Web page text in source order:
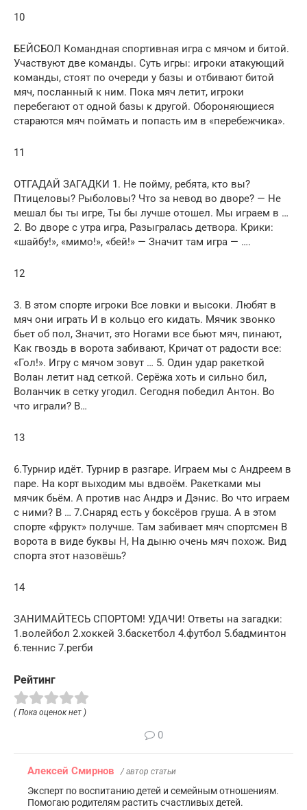
10
БЕЙСБОЛ Командная спортивная игра с мячом и битой.
Участвуют две команды. Суть игры: игроки атакующий
команды, стоят по очереди у базы и отбивают битой
мяч, посланный к ним. Пока мяч летит, игроки
перебегают от одной базы к другой. Обороняющиеся
стараются мяч поймать и попасть им в «перебежчика».
11
ОТГАДАЙ ЗАГАДКИ 1. Не пойму, ребята, кто вы?
Птицеловы? Рыболовы? Что за невод во дворе? — Не
мешал бы ты игре, Ты бы лучше отошел. Мы играем в …
2. Во дворе с утра игра, Разыгралась детвора. Крики:
«шайбу!», «мимо!», «бей!» — Значит там игра — ….
12
3. В этом спорте игроки Все ловки и высоки. Любят в
мяч они играть И в кольцо его кидать. Мячик звонко
бьет об пол, Значит, это Ногами все бьют мяч, пинают,
Как гвоздь в ворота забивают, Кричат от радости все:
«Гол!». Игру с мячом зовут … 5. Один удар ракеткой
Волан летит над сеткой. Серёжа хоть и сильно бил,
Воланчик в сетку угодил. Сегодня победил Антон. Во
что играли? В…
13
6.Турнир идёт. Турнир в разгаре. Играем мы с Андреем в
паре. На корт выходим мы вдвоём. Ракетками мы
мячик бьём. А против нас Андрэ и Дэнис. Во что играем
с ними? В … 7.Снаряд есть у боксёров груша. А в этом
спорте «фрукт» получше. Там забивает мяч спортсмен В
ворота в виде буквы Н, На дыню очень мяч похож. Вид
спорта этот назовёшь?
14
ЗАНИМАЙТЕСЬ СПОРТОМ! УДАЧИ! Ответы на загадки:
1.волейбол 2.хоккей 3.баскетбол 4.футбол 5.бадминтон
6.теннис 7.регби
Рейтинг
( Пока оценок нет )
0
Алексей Смирнов / автор статьи
Эксперт по воспитанию детей и семейным отношениям.
Помогаю родителям растить счастливых детей.